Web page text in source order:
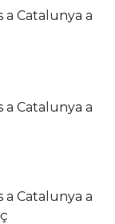
a Catalunya a
a Catalunya a
a Catalunya a